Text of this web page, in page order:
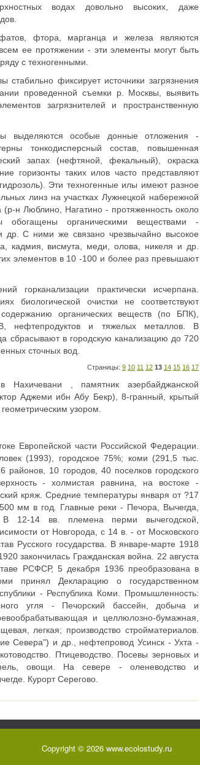
водах довольно высоких, даже
фтора, марганца и железа являются
ее протяжении - эти элементы могут быть
с техногенными.
фиксирует источники загрязнения
проведенной съемки р. Москвы, выявить
загрязнителей и пространственную
выделяются особые донные отложения -
тонкодисперсный состав, повышенная
запах (нефтяной, фекальный), окраска
горизонты таких илов часто представляют
Эти техногенные илы имеют разное
линз на участках Лужнецкой набережной
(р-н Люблино, Нагатино - протяженность около
органическими веществами -
С ними же связано чрезвычайно высокое
кадмия, висмута, меди, олова, никеля и др.
элементов в 10 -100 и более раз превышают
горканализации практически исчерпана.
биологической очистки не соответствуют
органических веществ (по БПК),
нефтепродуктов и тяжелых металлов. В
сбрасывают в городскую канализацию до 720
сточных вод.
Страницы: 9 10 11 12 13 14 15 16 17
, памятник азербайджанской
Аджеми ибн Абу Бекр), 8-гранный, крытый
узором.
Европейской части Российской Федерации.
(1993), городское 75%; коми (291,5 тыс.
10 городов, 40 поселков городского
- холмистая равнина, на востоке -
кряж. Средние температуры января от ?17
мм в год. Главные реки - Печора, Вычегда,
В 12-14 вв. племена перми вычегодской,
от Новгорода, с 14 в. - от Московского
Русского государства. В январе-марте 1918
закончилась Гражданская война. 22 августа
РСФСР, 5 декабря 1936 преобразована в
Декларацию о государственном
- Республика Коми. Промышленность:
угля - Печорский бассейн, добыча и
и целлюлозно-бумажная,
легкая; производство стройматериалов.
Севера") и др., нефтепровод Усинск - Ухта -
Птицеводство. Посевы зерновых и
овощи. На севере - оленеводство и
Курорт Серегово.
Copyright © 2026 www.ecolostudy.ru